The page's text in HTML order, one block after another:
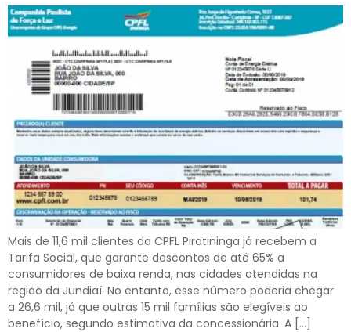
Mais de 11,6 mil clientes da CPFL Piratininga já recebem a
Tarifa Social, que garante descontos de até 65% a
consumidores de baixa renda, nas cidades atendidas na
região da Jundiaí. No entanto, esse número poderia chegar
a 26,6 mil, já que outras 15 mil famílias são elegíveis ao
benefício, segundo estimativa da concessionária. A […]